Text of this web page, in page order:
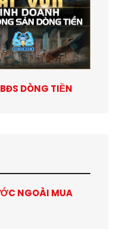
DÒNG TIỀN
NGOÀI MUA